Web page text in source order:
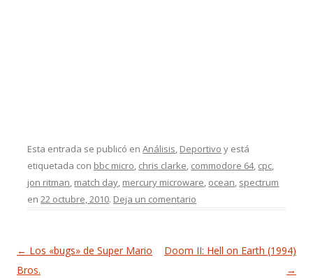
Esta entrada se publicó enAnálisis, Deportivo y está
etiquetada con bbc micro, chris clarke, commodore 64, cpc,
jon ritman, match day, mercury microware, ocean, spectrum
en22 octubre, 2010. Deja un comentario
Navegación de entradas
← Los «bugs» de Super Mario
Bros.
Doom II: Hell on Earth (1994)
→